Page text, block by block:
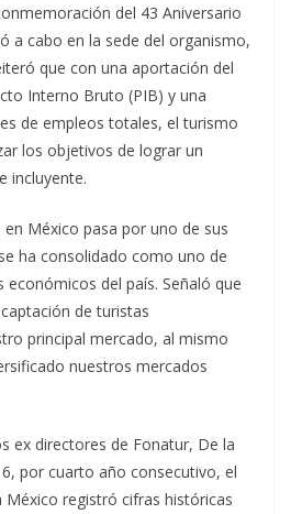
del 43 Aniversario
a cabo en la sede del organismo,
que con una aportación del
Interno Bruto (PIB) y una
de empleos totales, el turismo
los objetivos de lograr un
incluyente.
México pasa por uno de sus
ha consolidado como uno de
del país. Señaló que
de turistas
principal mercado, al mismo
nuestros mercados
ex directores de Fonatur, De la
por cuarto año consecutivo, el
registró cifras históricas